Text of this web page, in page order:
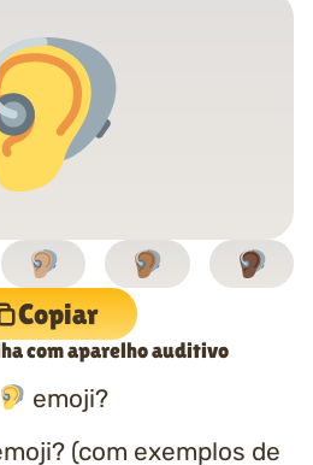
Copiar
com aparelho auditivo
emoji?
(com exemplos de